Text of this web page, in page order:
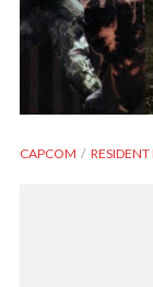
CAPCOM RESIDENT